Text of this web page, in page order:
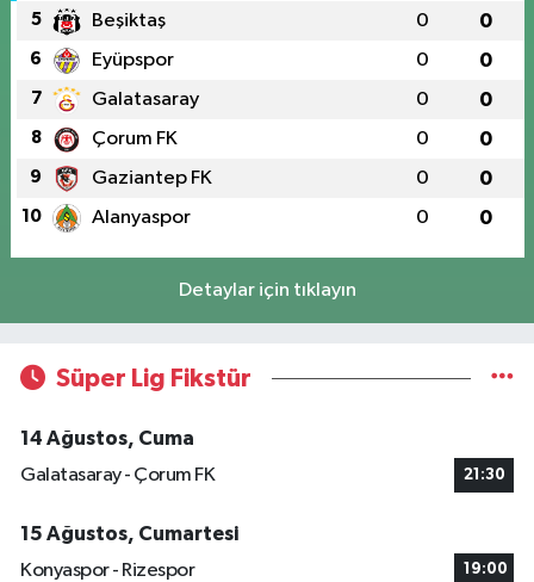
5 Beşiktaş 0 0
6 Eyüpspor 0 0
7 Galatasaray 0 0
8 Çorum FK 0 0
9 Gaziantep FK 0 0
10 Alanyaspor 0 0
Detaylar için tıklayın
Süper Lig Fikstür
14 Ağustos, Cuma
Galatasaray - Çorum FK
21:30
15 Ağustos, Cumartesi
Konyaspor - Rizespor
19:00